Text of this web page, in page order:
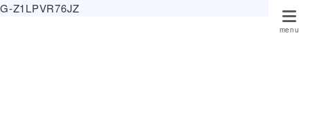
G-Z1LPVR76JZ